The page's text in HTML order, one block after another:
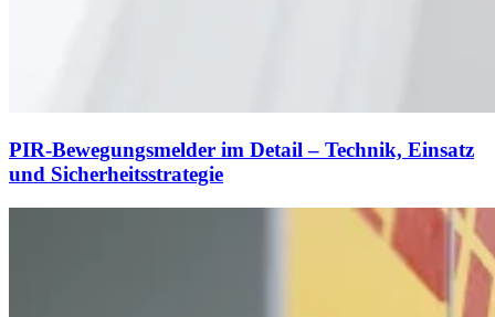
PIR-Bewegungsmelder im Detail – Technik, Einsatz
und Sicherheitsstrategie